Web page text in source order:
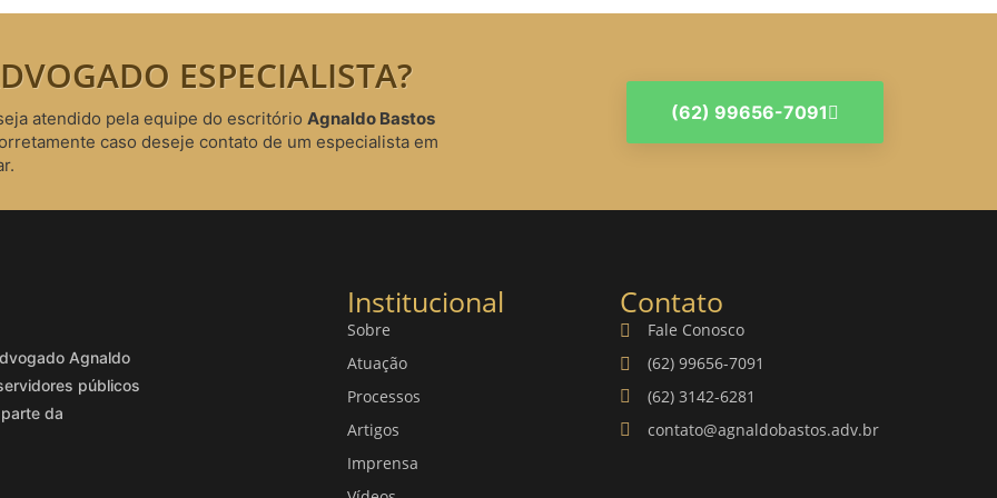
ESPECIALISTA?
atendido pela equipe do escritório Agnaldo Bastos
caso deseje contato de um especialista em
(62) 99656-7091
Agnaldo
públicos
da
Institucional
Sobre
Atuação
Processos
Artigos
Imprensa
Contato
Fale Conosco
(62) 99656-7091
(62) 3142-6281
contato@agnaldobastos.adv.br